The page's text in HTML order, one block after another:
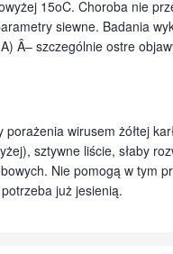
15oC. Choroba nie
siewne. Badania
Â– szczególnie ostre
porażenia wirusem żółtej
sztywne liście, słaby
Nie pomogą w tym
już jesienią.